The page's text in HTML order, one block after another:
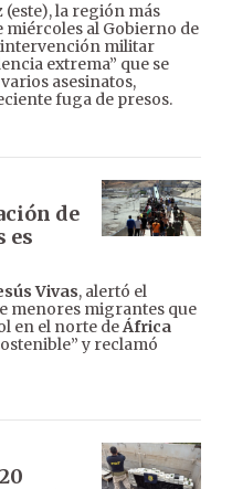
la región más
miércoles al Gobierno de
militar
extrema” que se
asesinatos,
fuga de presos.
de
es
Vivas, alertó el
menores migrantes que
en el norte deÁfrica
y reclamó